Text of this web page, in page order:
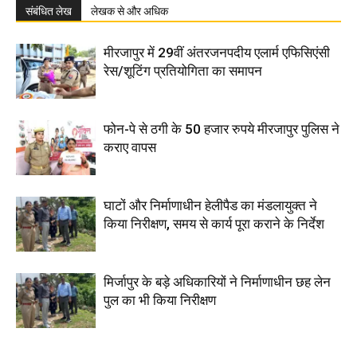
संबंधित लेख लेखक से और अधिक
मीरजापुर में 29वीं अंतरजनपदीय एलार्म एफिसिएंसी
रेस/शूटिंग प्रतियोगिता का समापन
फोन-पे से ठगी के 50 हजार रुपये मीरजापुर पुलिस ने
कराए वापस
घाटों और निर्माणाधीन हेलीपैड का मंडलायुक्त ने
किया निरीक्षण, समय से कार्य पूरा कराने के निर्देश
मिर्जापुर के बड़े अधिकारियों ने निर्माणाधीन छह लेन
पुल का भी किया निरीक्षण